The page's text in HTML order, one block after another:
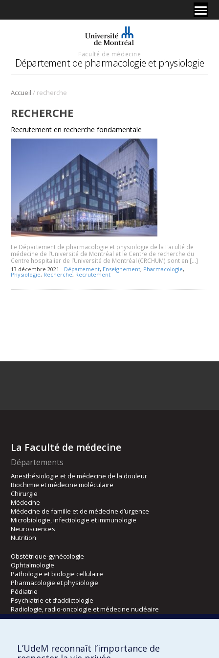
Faculté de médecine
Département de pharmacologie et physiologie
Accueil / recherche
RECHERCHE
Recrutement en recherche fondamentale
Le Département de pharmacologie et physiologie de la Faculté de
médecine de l’Université de Montréal et le Centre de recherche du
Centre hospitalier de l’Université de Montréal (CRCHUM) sont en […]
13 décembre 2021 - Département, Enseignement, Pharmacologie,
Physiologie, Recherche, Recrutement
La Faculté de médecine
Départements
Anesthésiologie et de médecine de la douleur
Biochimie et médecine moléculaire
Chirurgie
Médecine
Médecine de famille et de médecine d’urgence
Microbiologie, infectiologie et immunologie
Neurosciences
Nutrition
Obstétrique-gynécologie
Ophtalmologie
Pathologie et biologie cellulaire
Pharmacologie et physiologie
Pédiatrie
Psychiatrie et d’addictologie
Radiologie, radio-oncologie et médecine nucléaire
Kinésiologie et des sciences de l’activité physique
L’UdeM reconnaît l’importance de